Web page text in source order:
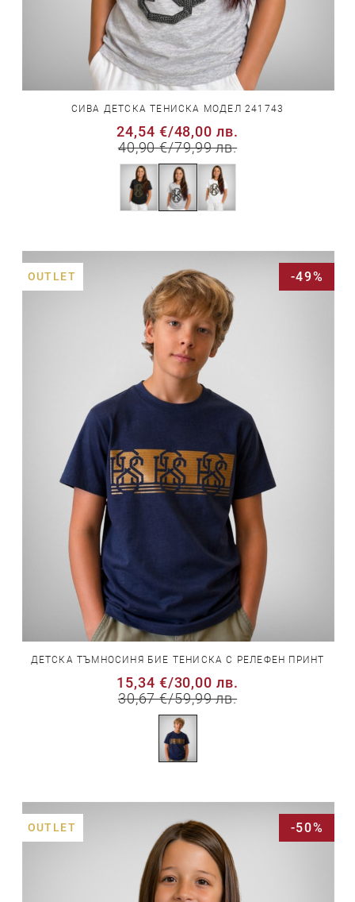
СИВА ДЕТСКА ТЕНИСКА МОДЕЛ 241743
24,54 €/48,00 лв.
40,90 €/79,99 лв.
OUTLET -49%
ДЕТСКА ТЪМНОСИНЯ БИЕ ТЕНИСКА С РЕЛЕФЕН ПРИНТ
15,34 €/30,00 лв.
30,67 €/59,99 лв.
OUTLET -50%